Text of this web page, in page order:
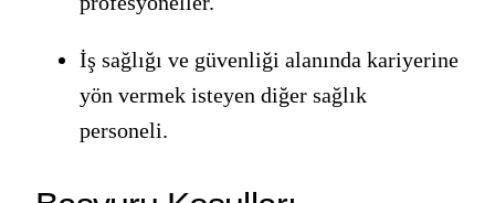
İş sağlığı ve güvenliği alanında kariyerine
yön vermek isteyen diğer sağlık
personeli.